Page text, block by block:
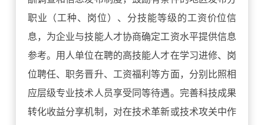
职业（工种、岗位）、分技能等级的工资价位信
息，为企业与技能人才协商确定工资水平提供信息
参考。用人单位在聘的高技能人才在学习进修、岗
位聘任、职务晋升、工资福利等方面，分别比照相
应层级专业技术人员享受同等待遇。完善科技成果
转化收益分享机制，对在技术革新或技术攻关中作